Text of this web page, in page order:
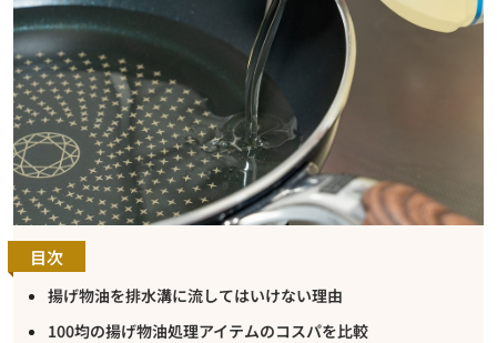
目次
揚げ物油を排水溝に流してはいけない理由
100均の揚げ物油処理アイテムのコスパを比較